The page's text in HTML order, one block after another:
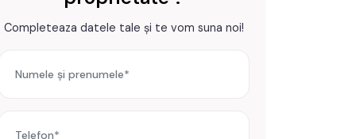
Completeaza datele tale și te vom suna noi!